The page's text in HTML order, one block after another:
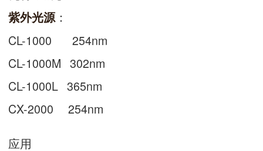
紫外光源：
CL-1000 254nm
CL-1000M 302nm
CL-1000L 365nm
CX-2000 254nm
应用